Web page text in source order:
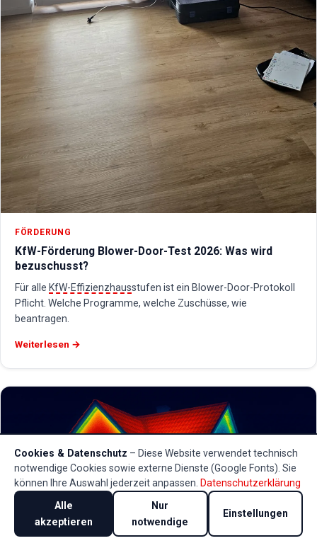
FÖRDERUNG
KfW-Förderung Blower-Door-Test 2026: Was wird
bezuschusst?
Für alle KfW-Effizienzhausstufen ist ein Blower-Door-Protokoll
Pflicht. Welche Programme, welche Zuschüsse, wie
beantragen.
Weiterlesen →
Cookies & Datenschutz – Diese Website verwendet technisch
notwendige Cookies sowie externe Dienste (Google Fonts). Sie
können Ihre Auswahl jederzeit anpassen. Datenschutzerklärung
Alle
akzeptieren
Nur
notwendige
Einstellungen